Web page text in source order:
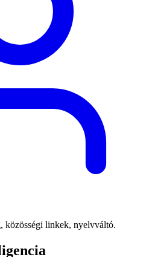
közösségi linkek, nyelvváltó.